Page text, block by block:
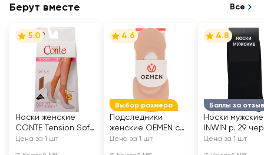
Берут вместе Все
5.0
Носки женские
CONTE Tension Soft
40 den, natural, Арт.
Цена за 1 шт
Выбор размера
4.6
Подследники
женские OEMEN с
силиконовой
Цена за 1 шт
Баллы за отзыв
4.8
Носки мужские
INWIN р. 29
Арт. BMS02-01
Цена за 1 шт